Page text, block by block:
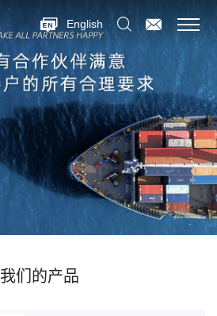
English
我们的产品